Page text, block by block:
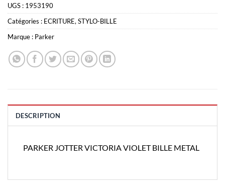
UGS : 1953190
Catégories : ECRITURE, STYLO-BILLE
Marque : Parker
DESCRIPTION
PARKER JOTTER VICTORIA VIOLET BILLE METAL